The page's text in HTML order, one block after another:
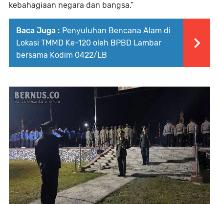
kebahagiaan negara dan bangsa.”
Baca Juga : Penyuluhan Bencana Alam di
Lokasi TMMD Ke-120 oleh BPBD Lambar
bersama Kodim 0422/LB